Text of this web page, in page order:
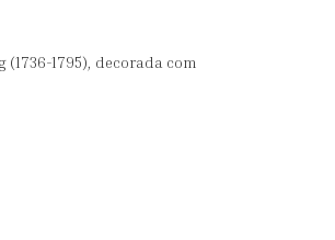
1795), decorada com